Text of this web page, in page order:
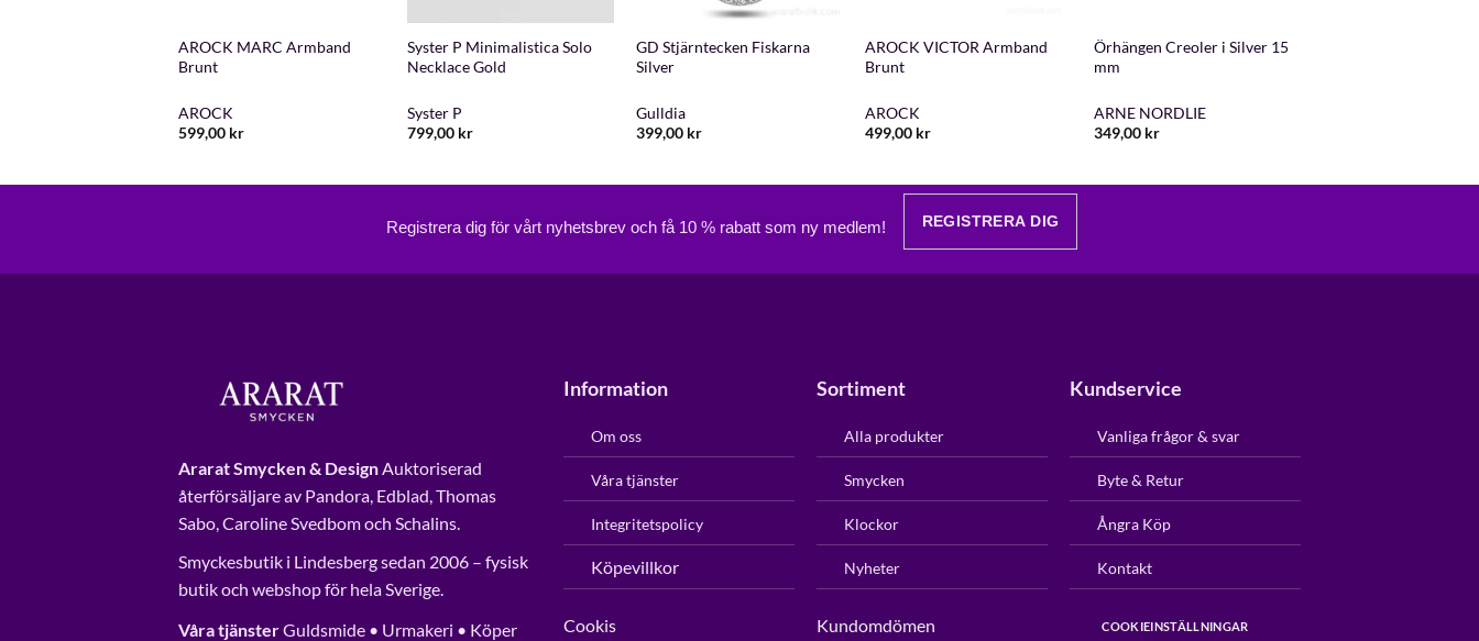
AROCK MARC Armband
Brunt
AROCK
599,00 kr
Syster P Minimalistica Solo
Necklace Gold
Syster P
799,00 kr
GD Stjärntecken Fiskarna
Silver
Gulldia
399,00 kr
AROCK VICTOR Armband
Brunt
AROCK
499,00 kr
Örhängen Creoler i Silver 15
mm
ARNE NORDLIE
349,00 kr
Registrera dig för vårt nyhetsbrev och få 10 % rabatt som ny medlem! REGISTRERA DIG
Ararat Smycken & Design Auktoriserad
återförsäljare av Pandora, Edblad, Thomas
Sabo, Caroline Svedbom och Schalins.
Smyckesbutik i Lindesberg sedan 2006 – fysisk
butik och webshop för hela Sverige.
Våra tjänsterGuldsmide • Urmakeri • Köper
Information
Om oss
Våra tjänster
Integritetspolicy
Köpevillkor
Cookis
Sortiment
Alla produkter
Smycken
Klockor
Nyheter
Kundomdömen
Kundservice
Vanliga frågor & svar
Byte & Retur
Ångra Köp
Kontakt
COOKIEINSTÄLLNINGAR